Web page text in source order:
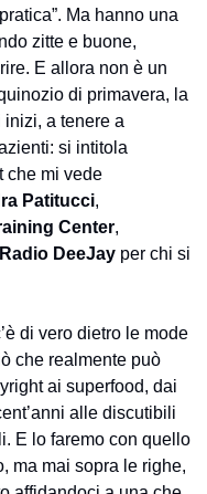
Ma hanno una
zitte e buone,
E allora non è un
di primavera, la
a tenere a
che mi vede
Patitucci,
Center,
Radio DeeJay per chi si
di vero dietro le mode
che realmente può
ai superfood, dai
alle discutibili
E lo faremo con quello
ma mai sopra le righe,